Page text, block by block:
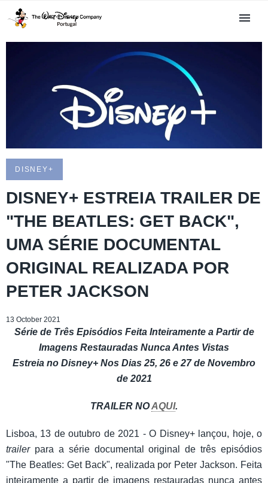
DISNEY+
DISNEY+ ESTREIA TRAILER DE
"THE BEATLES: GET BACK",
UMA SÉRIE DOCUMENTAL
ORIGINAL REALIZADA POR
PETER JACKSON
13 October 2021
Série de Três Episódios Feita Inteiramente a Partir de
Imagens Restauradas Nunca Antes Vistas
Estreia no Disney+ Nos Dias 25, 26 e 27 de Novembro
de 2021
TRAILER NOAQUI.
Lisboa, 13 de outubro de 2021 - O Disney+ lançou, hoje, o
trailerpara a série documental original de três episódios
"The Beatles: Get Back", realizada por Peter Jackson. Feita
inteiramente a partir de imagens restauradas nunca antes